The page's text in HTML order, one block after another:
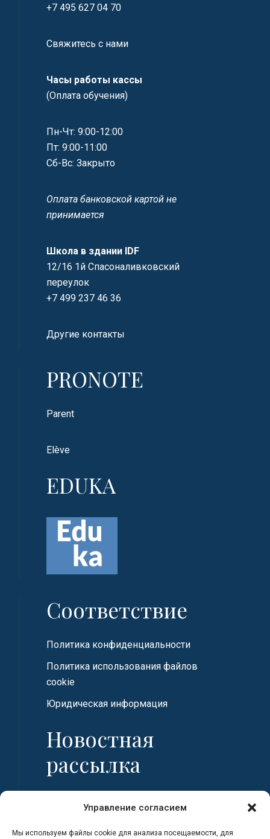
Управление согласием
Мы используем файлы cookie для анализа посещаемости, для
+7 495 627 04 70
Свяжитесь с нами
Часы работы кассы
(Оплата обучения)
Пн-Чт: 9:00-12:00
Пт: 9:00-11:00
Сб-Вс: Закрыто
Оплата банковской картой не
принимается
Школа в здании IDF
12/16 1й Спасоналивковский
переулок
+7 499 237 46 36
Другие контакты
PRONOTE
Parent
Elève
EDUKA
Соответствие
Политика конфиденциальности
Политика использования файлов
cookie
Юридическая информация
Новостная
рассылка